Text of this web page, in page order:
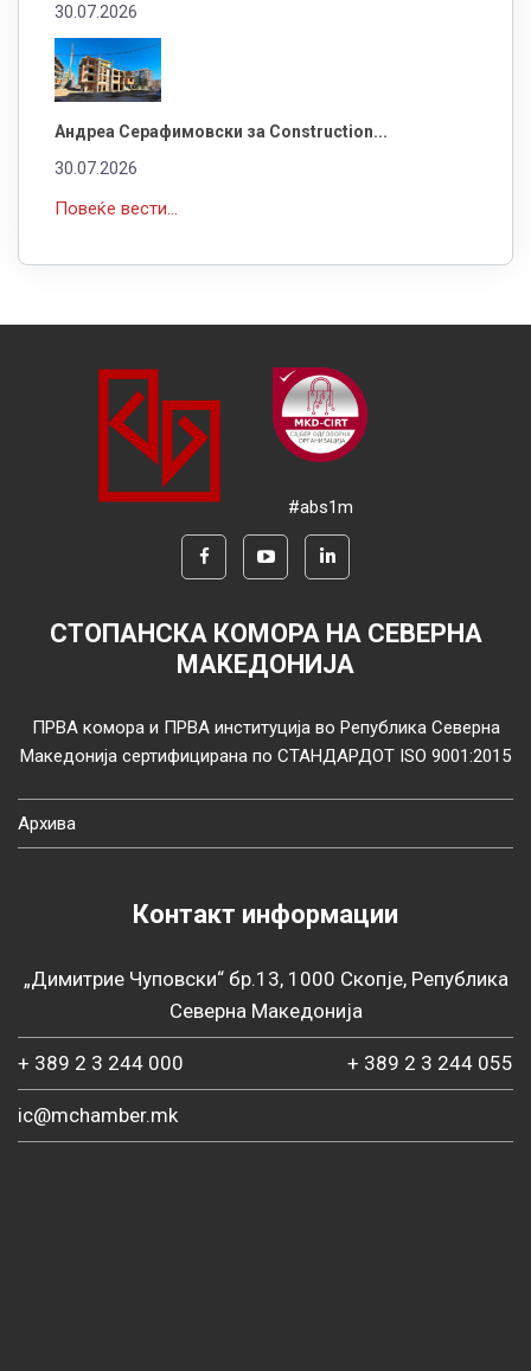
30.07.2026
Андреа Серафимовски за Construction...
30.07.2026
Повеќе вести...
#abs1m
СТОПАНСКА КОМОРА НА СЕВЕРНА
МАКЕДОНИЈА
ПРВА комора и ПРВА институција во Република Северна
Македонија сертифицирана по СТАНДАРДОТ ISO 9001:2015
Архива
Контакт информации
„Димитрие Чуповски“ бр.13, 1000 Скопје, Република
Северна Македонија
+ 389 2 3 244 000 + 389 2 3 244 055
ic@mchamber.mk